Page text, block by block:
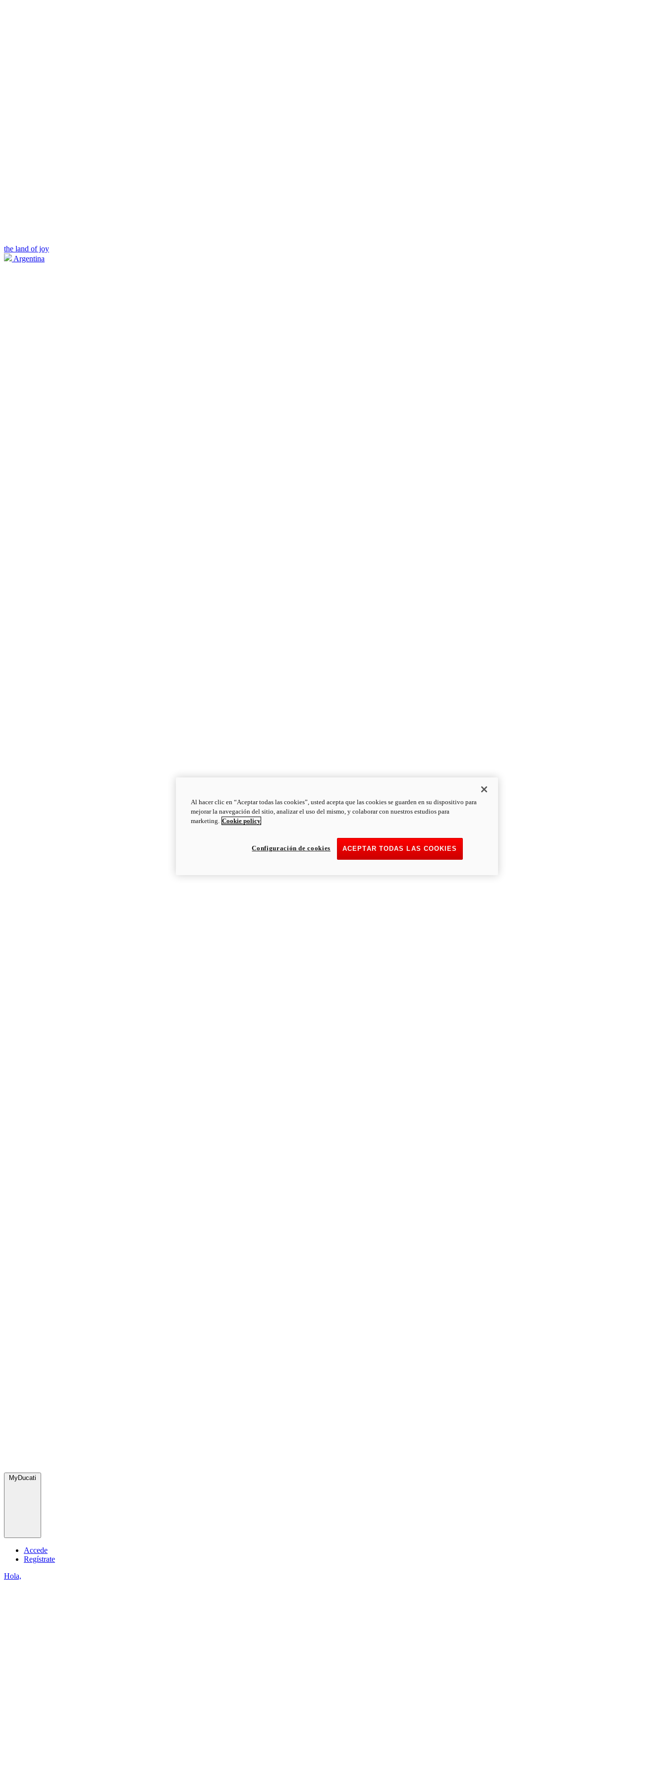
the land of joy
Argentina
MyDucati
Accede
Regístrate
Hola,
Al hacer clic en “Aceptar todas las cookies”, usted acepta que las cookies se guarden en su dispositivo para
mejorar la navegación del sitio, analizar el uso del mismo, y colaborar con nuestros estudios para
marketing. Cookie policy
ACEPTAR TODAS LAS COOKIES
Configuración de cookies